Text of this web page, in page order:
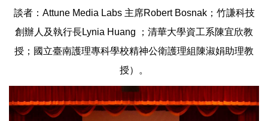
談者：Attune Media Labs 主席Robert Bosnak；竹謙科技
創辦人及執行長Lynia Huang ；清華大學資工系陳宜欣教
授；國立臺南護理專科學校精神公衛護理組陳淑娟助理教
授）。